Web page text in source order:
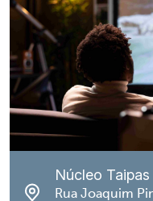
Núcleo Taipas
Rua Joaquim